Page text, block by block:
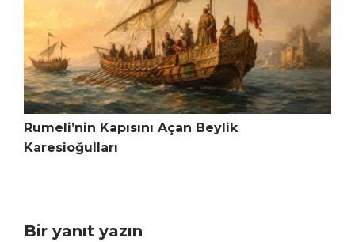
Rumeli’nin Kapısını Açan Beylik
Karesioğulları
Bir yanıt yazın